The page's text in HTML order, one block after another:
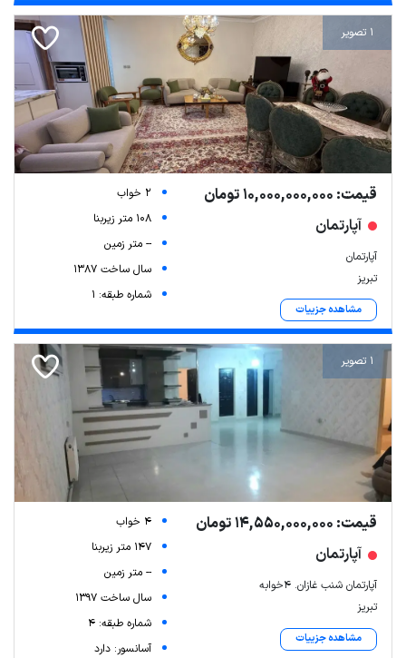
1 تصویر
قیمت: 10,000,000,000 تومان
آپارتمان
آپارتمان
تبریز
مشاهده جزییات
2 خواب
108 متر زیربنا
-- متر زمین
سال ساخت 1387
شماره طبقه: 1
1 تصویر
قیمت: 14,550,000,000 تومان
آپارتمان
آپارتمان شنب غازان. ۴خوابه
تبریز
مشاهده جزییات
4 خواب
147 متر زیربنا
-- متر زمین
سال ساخت 1397
شماره طبقه: 4
آسانسور: دارد